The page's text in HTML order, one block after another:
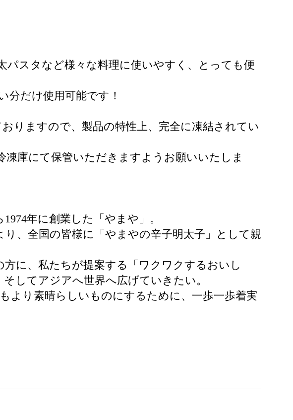
スタなど様々な料理に使いやすく、とっても便
だけ使用可能です！
りますので、製品の特性上、完全に凍結されてい
庫にて保管いただきますようお願いいたしま
年に創業した「やまや」。
、全国の皆様に「やまやの辛子明太子」として親
に、私たちが提案する「ワクワクするおいし
してアジアへ世界へ広げていきたい。
より素晴らしいものにするために、一歩一歩着実